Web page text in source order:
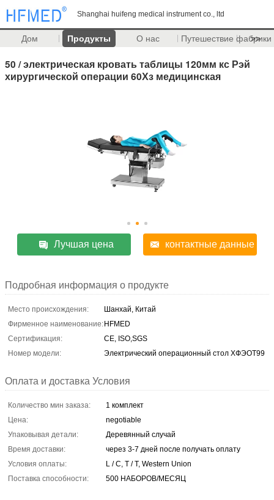
Shanghai huifeng medical instrument co., ltd
Дом Продукты О нас Путешествие фабрики
>>
50 / электрическая кровать таблицы 120мм кс Рэй
хирургической операции 60Хз медицинская
Лучшая цена контактные данные
Подробная информация о продукте
Место происхождения:
Шанхай, Китай
Фирменное наименование:HFMED
Сертификация:
CE, ISO,SGS
Номер модели:
Электрический операционный стол ХФЭОТ99
Оплата и доставка Условия
Количество мин заказа:
1 комплект
Цена:
negotiable
Упаковывая детали:
Деревянный случай
Время доставки:
через 3-7 дней после получать оплату
Условия оплаты:
L / C, T / T, Western Union
Поставка способности:
500 НАБОРОВ/МЕСЯЦ